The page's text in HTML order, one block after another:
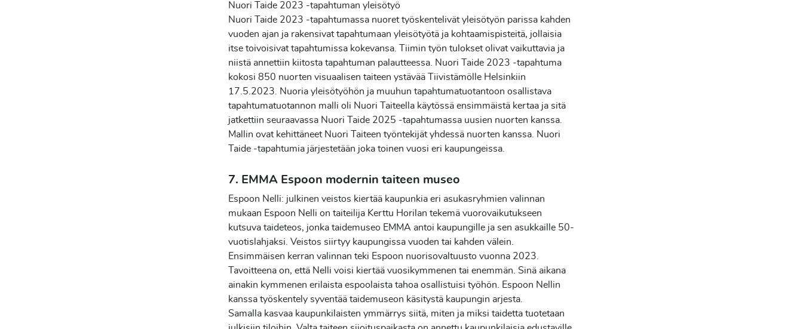
Nuori Taide 2023 -tapahtuman yleisötyö
Nuori Taide 2023 -tapahtumassa nuoret työskentelivät yleisötyön parissa kahden
vuoden ajan ja rakensivat tapahtumaan yleisötyötä ja kohtaamispisteitä, jollaisia
itse toivoisivat tapahtumissa kokevansa. Tiimin työn tulokset olivat vaikuttavia ja
niistä annettiin kiitosta tapahtuman palautteessa. Nuori Taide 2023 -tapahtuma
kokosi 850 nuorten visuaalisen taiteen ystävää Tiivistämölle Helsinkiin
17.5.2023. Nuoria yleisötyöhön ja muuhun tapahtumatuotantoon osallistava
tapahtumatuotannon malli oli Nuori Taiteella käytössä ensimmäistä kertaa ja sitä
jatkettiin seuraavassa Nuori Taide 2025 -tapahtumassa uusien nuorten kanssa.
Mallin ovat kehittäneet Nuori Taiteen työntekijät yhdessä nuorten kanssa. Nuori
Taide -tapahtumia järjestetään joka toinen vuosi eri kaupungeissa.
7. EMMA Espoon modernin taiteen museo
Espoon Nelli: julkinen veistos kiertää kaupunkia eri asukasryhmien valinnan
mukaan Espoon Nelli on taiteilija Kerttu Horilan tekemä vuorovaikutukseen
kutsuva taideteos, jonka taidemuseo EMMA antoi kaupungille ja sen asukkaille 50-
vuotislahjaksi. Veistos siirtyy kaupungissa vuoden tai kahden välein.
Ensimmäisen kerran valinnan teki Espoon nuorisovaltuusto vuonna 2023.
Tavoitteena on, että Nelli voisi kiertää vuosikymmenen tai enemmän. Sinä aikana
ainakin kymmenen erilaista espoolaista tahoa osallistuisi työhön. Espoon Nellin
kanssa työskentely syventää taidemuseon käsitystä kaupungin arjesta.
Samalla kasvaa kaupunkilaisten ymmärrys siitä, miten ja miksi taidetta tuotetaan